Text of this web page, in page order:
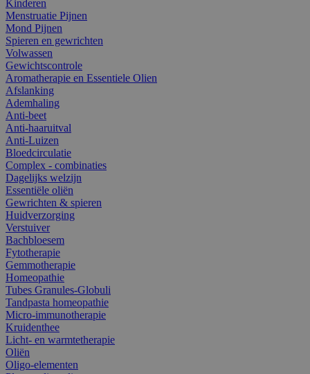
Kinderen
Menstruatie Pijnen
Mond Pijnen
Spieren en gewrichten
Volwassen
Gewichtscontrole
Aromatherapie en Essentiele Olien
Afslanking
Ademhaling
Anti-beet
Anti-haaruitval
Anti-Luizen
Bloedcirculatie
Complex - combinaties
Dagelijks welzijn
Essentiële oliën
Gewrichten & spieren
Huidverzorging
Verstuiver
Bachbloesem
Fytotherapie
Gemmotherapie
Homeopathie
Tubes Granules-Globuli
Tandpasta homeopathie
Micro-immunotherapie
Kruidenthee
Licht- en warmtetherapie
Oliën
Oligo-elementen